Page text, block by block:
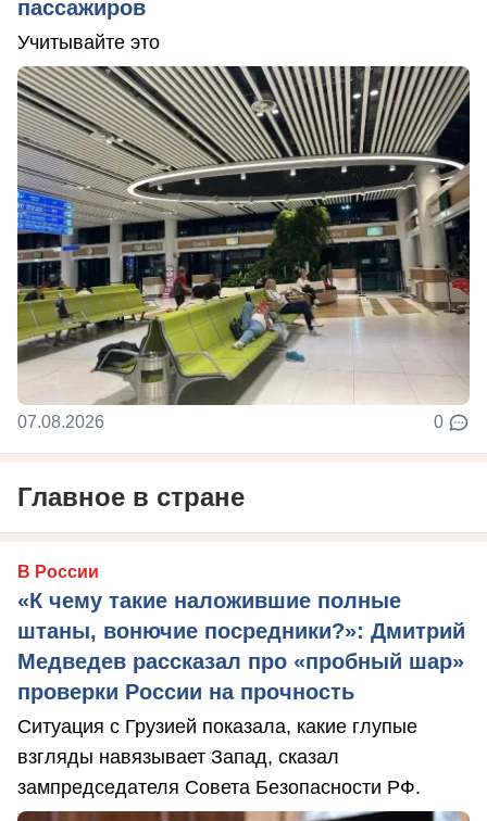
пассажиров
Учитывайте это
07.08.2026 0
Главное в стране
В России
«К чему такие наложившие полные
штаны, вонючие посредники?»: Дмитрий
Медведев рассказал про «пробный шар»
проверки России на прочность
Ситуация с Грузией показала, какие глупые
взгляды навязывает Запад, сказал
зампредседателя Совета Безопасности РФ.